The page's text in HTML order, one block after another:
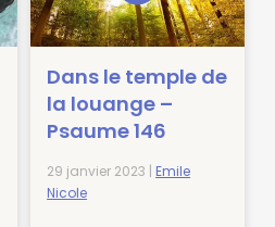
Dans le temple de
la louange –
Psaume 146
29 janvier 2023 | Emile
Nicole